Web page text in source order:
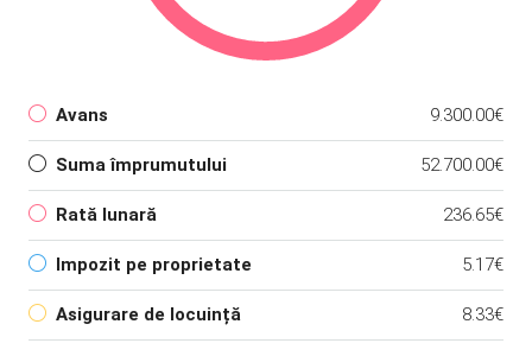
Avans 9.300.00€
Suma împrumutului 52.700.00€
Rată lunară 236.65€
Impozit pe proprietate 5.17€
Asigurare de locuință 8.33€